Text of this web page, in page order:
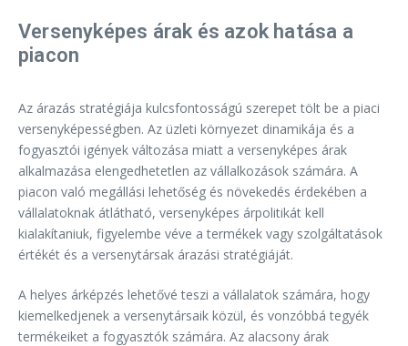
Versenyképes árak és azok hatása a
piacon
Az árazás stratégiája kulcsfontosságú szerepet tölt be a piaci
versenyképességben. Az üzleti környezet dinamikája és a
fogyasztói igények változása miatt a versenyképes árak
alkalmazása elengedhetetlen az vállalkozások számára. A
piacon való megállási lehetőség és növekedés érdekében a
vállalatoknak átlátható, versenyképes árpolitikát kell
kialakítaniuk, figyelembe véve a termékek vagy szolgáltatások
értékét és a versenytársak árazási stratégiáját.
A helyes árképzés lehetővé teszi a vállalatok számára, hogy
kiemelkedjenek a versenytársaik közül, és vonzóbbá tegyék
termékeiket a fogyasztók számára. Az alacsony árak